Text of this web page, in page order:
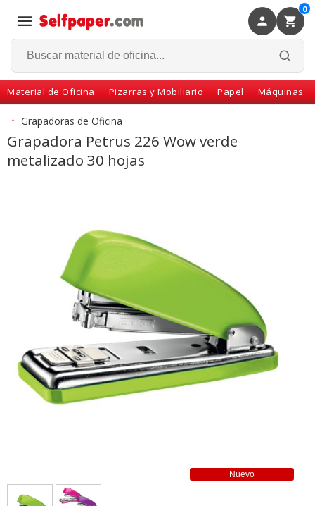
0
Material de Oficina Pizarras y Mobiliario Papel Máquinas
Volver
↑ Grapadoras de Oficina
Grapadora Petrus 226 Wow verde
metalizado 30 hojas
Nuevo